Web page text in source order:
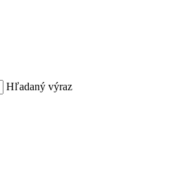
Hľadaný výraz